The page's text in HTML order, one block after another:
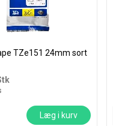
TZe151 24mm sort
Læg i kurv